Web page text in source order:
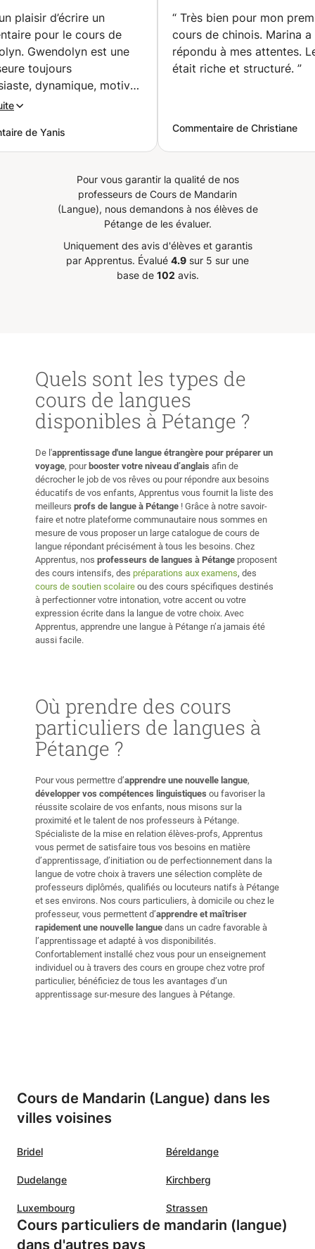
certifiée pour
l’enseignement du
chinois. 15 ans
d'expérience
(Bruxelles)
plaisir d’écrire un
pour le cours de
Gwendolyn est une
toujours
dynamique, motivée
qui donne
Elle prépare pour
séance des supports sur
l’étudiant ainsi qu’à ses
Ayant personnellement
programme intensif,
personnalisés,
d’exercices et de
permis d’avancer bien
l’ensemble des cours de
j’ai suivis durant toute
D’une grande
d’adaptation, Gwendolyn
professeure
que je
chaleureusement à
quels que soient
en chinois. ”
de Yanis
groupe, HSK,
quotidien, etc.,
pour les adultes
(Marseille)
“ Très bien pour mon
cours de chinois. Marina a
répondu à mes attentes. Le cours
était riche et structuré. ”
Commentaire de Christiane
Pour vous garantir la qualité de nos
professeurs de Cours de Mandarin
(Langue), nous demandons à nos élèves de
Pétange de les évaluer.
Uniquement des avis d'élèves et garantis
par Apprentus. Évalué 4.9 sur 5 sur une
base de 102 avis.
Quels sont les types de
cours de langues
disponibles à Pétange ?
De l'apprentissage d'une langue étrangère pour préparer un
voyage, pourbooster votre niveau d’anglais afin de
décrocher le job de vos rêves ou pour répondre aux besoins
éducatifs de vos enfants, Apprentus vous fournit la liste des
meilleurs profs de langue à Pétange ! Grâce à notre savoir-
faire et notre plateforme communautaire nous sommes en
mesure de vous proposer un large catalogue de cours de
langue répondant précisément à tous les besoins. Chez
Apprentus, nos professeurs de langues à Pétange proposent
des cours intensifs, des préparations aux examens, des
cours de soutien scolaire ou des cours spécifiques destinés
à perfectionner votre intonation, votre accent ou votre
expression écrite dans la langue de votre choix. Avec
Apprentus, apprendre une langue à Pétange n’a jamais été
aussi facile.
Où prendre des cours
particuliers de langues à
Pétange ?
Pour vous permettre d’apprendre une nouvelle langue,
développer vos compétences linguistiques ou favoriser la
réussite scolaire de vos enfants, nous misons sur la
proximité et le talent de nos professeurs à Pétange.
Spécialiste de la mise en relation élèves-profs, Apprentus
vous permet de satisfaire tous vos besoins en matière
d’apprentissage, d’initiation ou de perfectionnement dans la
langue de votre choix à travers une sélection complète de
professeurs diplômés, qualifiés ou locuteurs natifs à Pétange
et ses environs. Nos cours particuliers, à domicile ou chez le
professeur, vous permettent d’apprendre et maîtriser
rapidement une nouvelle langue dans un cadre favorable à
l’apprentissage et adapté à vos disponibilités.
Confortablement installé chez vous pour un enseignement
individuel ou à travers des cours en groupe chez votre prof
particulier, bénéficiez de tous les avantages d’un
apprentissage sur-mesure des langues à Pétange.
Cours de Mandarin (Langue) dans les
villes voisines
Bridel Béreldange
Dudelange Kirchberg
Luxembourg Strassen
Cours particuliers de mandarin (langue)
dans d'autres pays